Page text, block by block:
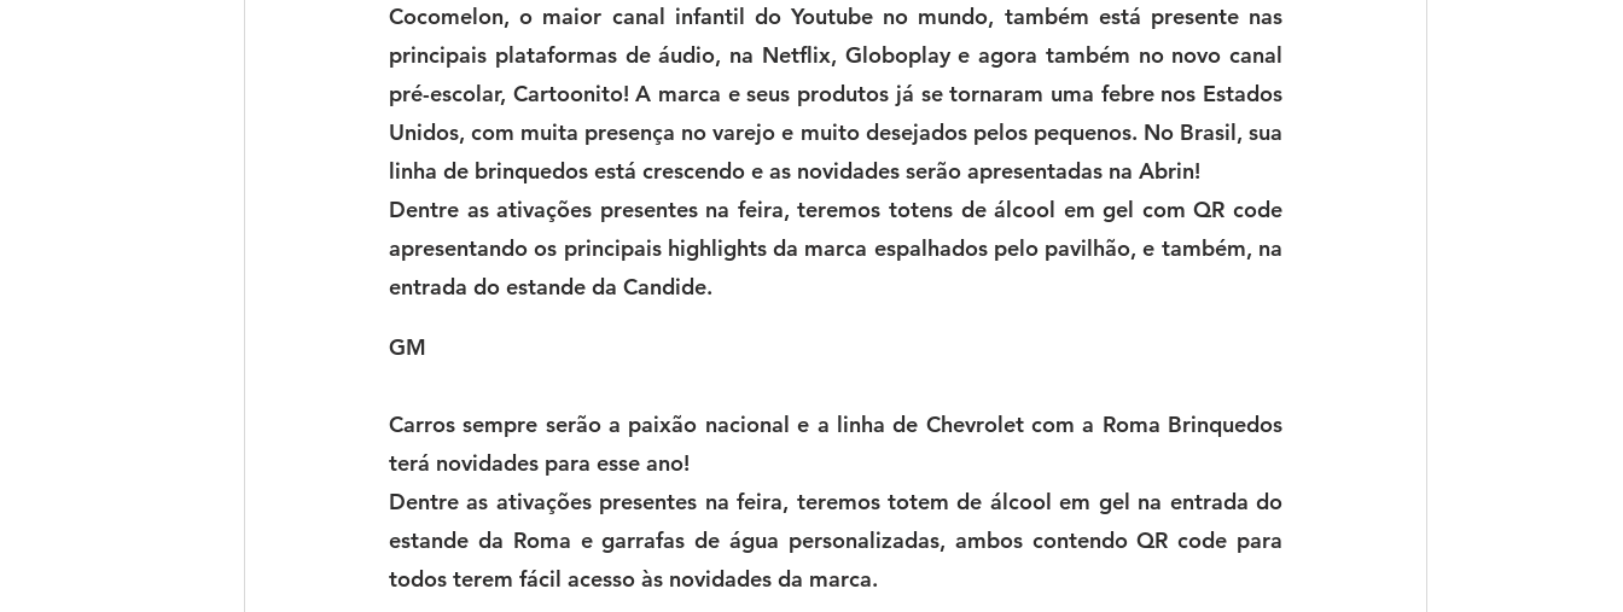
Cocomelon, o maior canal infantil do Youtube no mundo, também está presente nas
principais plataformas de áudio, na Netflix, Globoplay e agora também no novo canal
pré-escolar, Cartoonito! A marca e seus produtos já se tornaram uma febre nos Estados
Unidos, com muita presença no varejo e muito desejados pelos pequenos. No Brasil, sua
linha de brinquedos está crescendo e as novidades serão apresentadas na Abrin!
Dentre as ativações presentes na feira, teremos totens de álcool em gel com QR code
apresentando os principais highlights da marca espalhados pelo pavilhão, e também, na
entrada do estande da Candide.
GM
Carros sempre serão a paixão nacional e a linha de Chevrolet com a Roma Brinquedos
terá novidades para esse ano!
Dentre as ativações presentes na feira, teremos totem de álcool em gel na entrada do
estande da Roma e garrafas de água personalizadas, ambos contendo QR code para
todos terem fácil acesso às novidades da marca.